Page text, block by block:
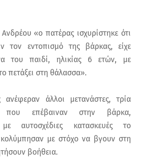
«ο πατέρας ισχυρίστηκε ότι
τον εντοπισμό της βάρκας, είχε
του παιδί, ηλικίας 6 ετών, με
πετάξει στη θάλασσα».
άλλοι μετανάστες, τρία
επέβαιναν στην βάρκα,
με αυτοσχέδιες κατασκευές το
με στόχο να βγουν στη
βοήθεια.